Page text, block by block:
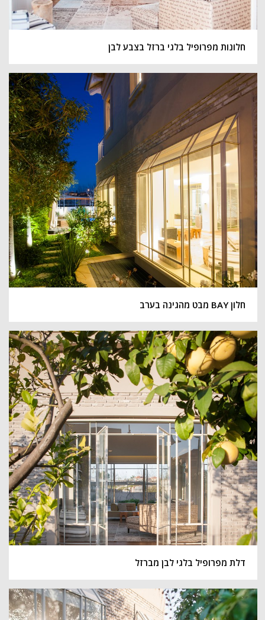
חלונות מפרופיל בלגי ברזל בצבע לבן
חלון BAY מבט מהגינה בערב
דלת מפרופיל בלגי לבן מברזל